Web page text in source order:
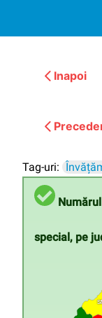
Inapoi
Tag-uri:
special, pe